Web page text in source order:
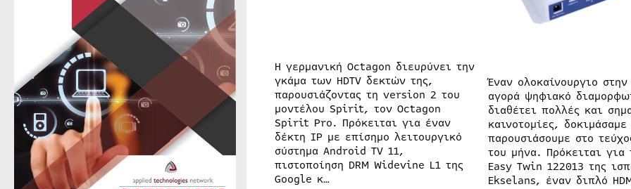
Η γερμανική Octagon διευρύνει την
γκάμα των HDTV δεκτών της,
παρουσιάζοντας τη version 2 του
μοντέλου Spirit, τον Octagon
Spirit Pro. Πρόκειται για έναν
δέκτη IP με επίσημο λειτουργικό
σύστημα Android TV 11,
πιστοποίηση DRM Widevine L1 της
Google κ…
Έναν ολοκαίνουργιο
αγορά ψηφιακό
διαθέτει πολλές και
καινοτομίες,
παρουσιάσουμε στο
του μήνα. Πρόκειται για
Easy Twin 122013 της
Ekselans, έναν διπλό